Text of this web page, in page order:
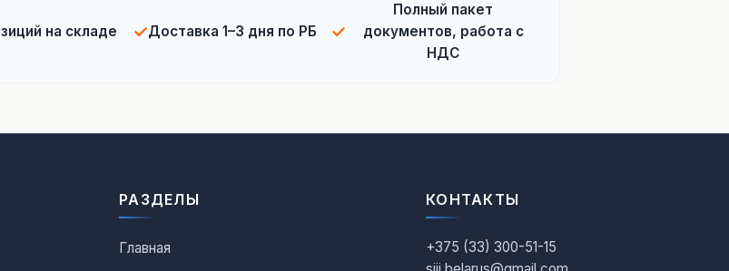
на складе ✓Доставка 1–3 дня по РБ ✓
Полный пакет
документов, работа с
НДС
РАЗДЕЛЫ
Главная
КОНТАКТЫ
+375 (33) 300-51-15